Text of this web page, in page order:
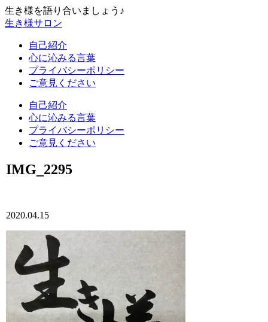
生き様を語り合いましょう♪
生き様サロン
自己紹介
心に沁みる言葉
プライバシーポリシー
ご意見ください
自己紹介
心に沁みる言葉
プライバシーポリシー
ご意見ください
IMG_2295
2020.04.15